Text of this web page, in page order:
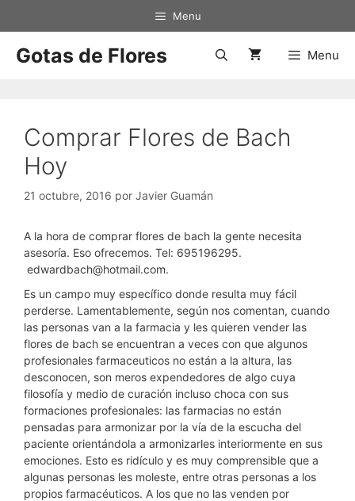
Menu
Gotas de Flores Menu
Comprar Flores de Bach
Hoy
21 octubre, 2016 por Javier Guamán
A la hora de comprar flores de bach la gente necesita
asesoría. Eso ofrecemos. Tel: 695196295.
edwardbach@hotmail.com.
Es un campo muy específico donde resulta muy fácil
perderse. Lamentablemente, según nos comentan, cuando
las personas van a la farmacia y les quieren vender las
flores de bach se encuentran a veces con que algunos
profesionales farmaceuticos no están a la altura, las
desconocen, son meros expendedores de algo cuya
filosofía y medio de curación incluso choca con sus
formaciones profesionales: las farmacias no están
pensadas para armonizar por la vía de la escucha del
paciente orientándola a armonizarles interiormente en sus
emociones. Esto es ridículo y es muy comprensible que a
algunas personas les moleste, entre otras personas a los
propios farmacéuticos. A los que no las venden por